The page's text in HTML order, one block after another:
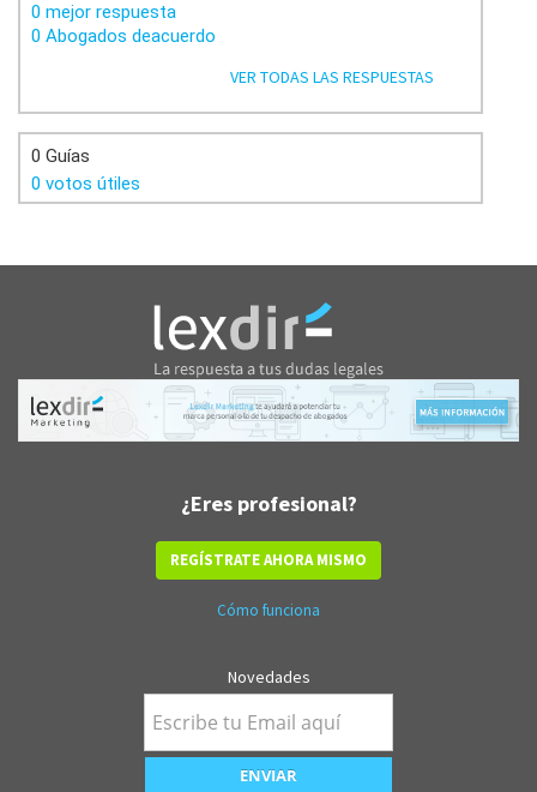
0 mejor respuesta
0 Abogados deacuerdo
VER TODAS LAS RESPUESTAS
0 Guías
0 votos útiles
¿Eres profesional?
REGÍSTRATE AHORA MISMO
Cómo funciona
Novedades